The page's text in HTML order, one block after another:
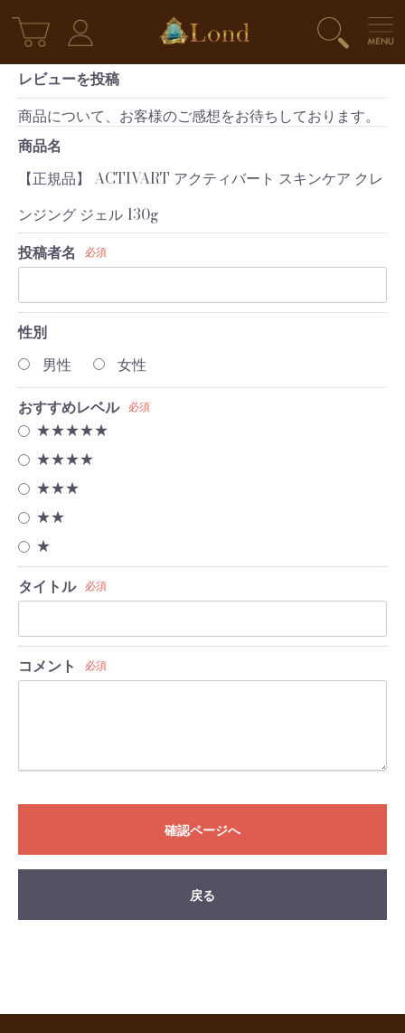
レビューを投稿
商品について、お客様のご感想をお待ちしております。
商品名
【正規品】 ACTIVART アクティバート スキンケア クレ
ンジング ジェル 130g
投稿者名
必須
性別
男性
女性
おすすめレベル 必須
★★★★★
★★★★
★★★
★★
★
タイトル 必須
コメント 必須
確認ページへ
戻る